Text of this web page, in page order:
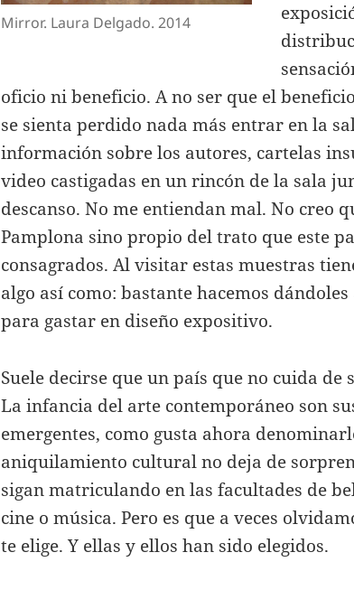
Mirror. Laura Delgado. 2014
oficio ni beneficio. A no ser que el
se sienta perdido nada más entrar en la
información sobre los autores, cartelas
video castigadas en un rincón de la sala
descanso. No me entiendan mal. No creo
Pamplona sino propio del trato que este
consagrados. Al visitar estas muestras
algo así como: bastante hacemos
para gastar en diseño expositivo.
Suele decirse que un país que no cuida
La infancia del arte contemporáneo son
emergentes, como gusta ahora
aniquilamiento cultural no deja de
sigan matriculando en las facultades de
cine o música. Pero es que a veces
te elige. Y ellas y ellos han sido elegidos.